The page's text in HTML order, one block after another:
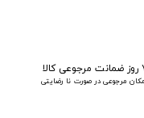
کالا
مرجوعی در صورت نا رضایتی